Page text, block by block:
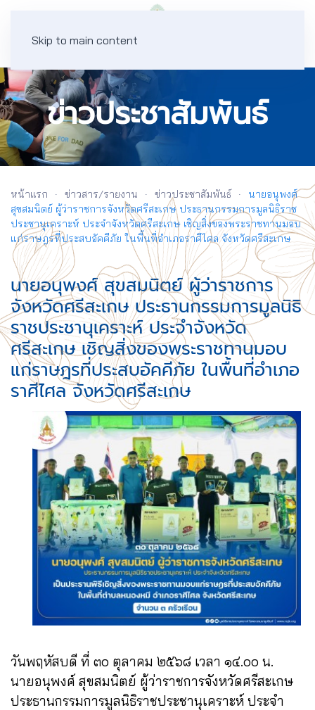
Skip to main content
ข่าวประชาสัมพันธ์
หน้าแรก ข่าวสาร/รายงาน ข่าวประชาสัมพันธ์
นายอนุพงศ์
สุขสมนิตย์ ผู้ว่าราชการจังหวัดศรีสะเกษ ประธานกรรมการมูลนิธิราช
ประชานุเคราะห์ ประจำจังหวัดศรีสะเกษ เชิญสิ่งของพระราชทานมอบ
แก่ราษฎรที่ประสบอัคคีภัย ในพื้นที่อำเภอราศีไศล จังหวัดศรีสะเกษ
นายอนุพงศ์ สุขสมนิตย์ ผู้ว่าราชการ
จังหวัดศรีสะเกษ ประธานกรรมการมูลนิธิ
ราชประชานุเคราะห์ ประจำจังหวัด
ศรีสะเกษ เชิญสิ่งของพระราชทานมอบ
แก่ราษฎรที่ประสบอัคคีภัย ในพื้นที่อำเภอ
ราศีไศล จังหวัดศรีสะเกษ
วันพฤหัสบดี ที่ ๓๐ ตุลาคม ๒๕๖๘ เวลา ๑๔.๐๐ น.
นายอนุพงศ์ สุขสมนิตย์ ผู้ว่าราชการจังหวัดศรีสะเกษ
ประธานกรรมการมูลนิธิราชประชานุเคราะห์ ประจำ